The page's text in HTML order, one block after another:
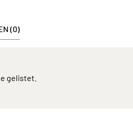
(0)
gelistet.